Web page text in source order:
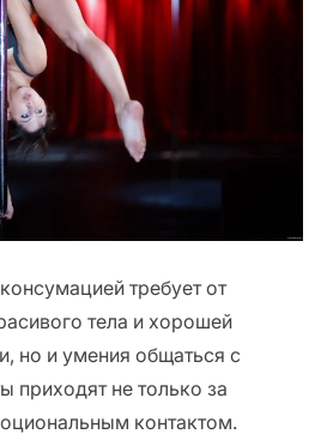
требует от
тела и хорошей
но и умения общаться с
приходят не только за
контактом.